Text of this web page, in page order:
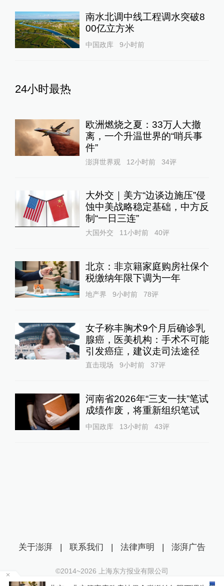
南水北调中线工程调水突破8
00亿立方米
中国政库 9小时前
24小时最热
欧洲燃烧之夏：33万人大撤
离，一个升温世界的“哨兵事
件”
澎湃世界观 12小时前 34评
大外交｜美方“边谈边施压”侵
蚀中美战略稳定基础，中方反
制“一日三连”
大国外交 11小时前 40评
北京：非京籍家庭购房社保个
税缴纳年限下调为一年
地产界 9小时前 78评
女子称丰胸术9个月后确诊乳
腺癌，医美机构：手术不可能
引发癌症，建议走司法途径
直击现场 9小时前 37评
河南省2026年“三支一扶”笔试
成绩作废，将重新组织笔试
中国政库 13小时前 43评
关于澎湃 | 联系我们 | 法律声明 | 澎湃广告
©2014~2026 上海东方报业有限公司
沪ICP证：沪B2-20170116 | 沪ICP备14003370号